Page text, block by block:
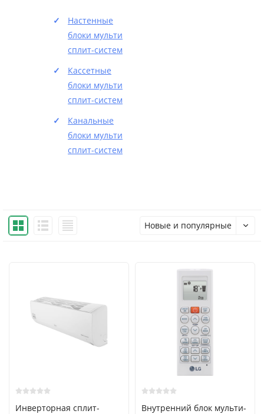
Настенные
блоки мульти
сплит-систем
Кассетные
блоки мульти
сплит-систем
Канальные
блоки мульти
сплит-систем
Новые и популярные
Инверторная сплит-
Внутренний блок мульти-